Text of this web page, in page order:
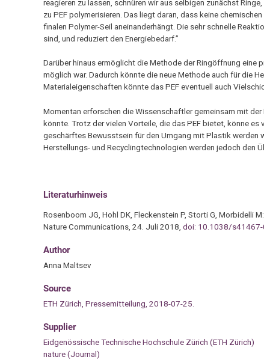
reagieren zu lassen, schnüren wir aus selbigen zunächst
zu PEF polymerisieren. Das liegt daran, dass keine
finalen Polymer-Seil aneinanderhängt. Die sehr schnelle
sind, und reduziert den Energiebedarf.”
Darüber hinaus ermöglicht die Methode der Ringöffnung
möglich war. Dadurch könnte die neue Methode auch für die
Materialeigenschaften könnte das PEF eventuell auch
Momentan erforschen die Wissenschaftler gemeinsam mit
könnte. Trotz der vielen Vorteile, die das PEF bietet, könne
geschärftes Bewusstsein für den Umgang mit Plastik
Herstellungs- und Recyclingtechnologien werden jedoch den
Literaturhinweis
Rosenboom JG, Hohl DK, Fleckenstein P, Storti G, Morbidelli
Nature Communications, 24. Juli 2018, doi: 10.1038/
Author
Anna Maltsev
Source
ETH Zürich, Pressemitteilung, 2018-07-25.
Supplier
Eidgenössische Technische Hochschule Zürich (ETH Zürich)
nature (Journal)